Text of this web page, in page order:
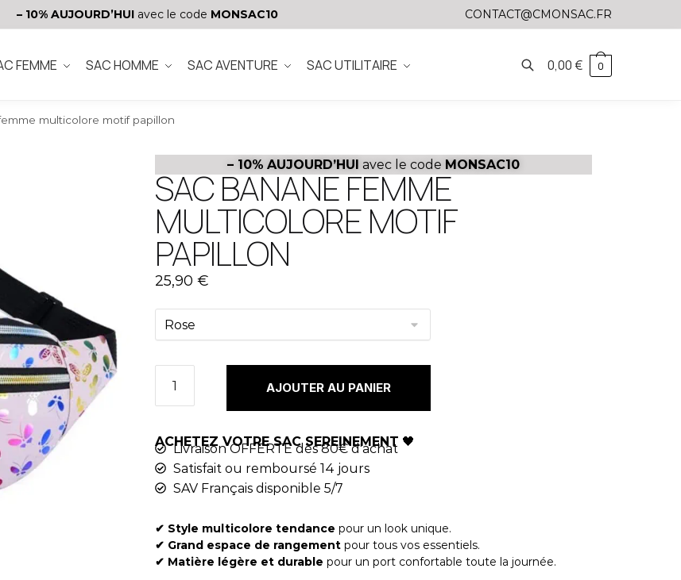
– 10% AUJOURD’HUIavec le code MONSAC10 CONTACT@CMONSAC.FR
FEMME SAC HOMME SAC AVENTURE SAC UTILITAIRE 0,00 € 0
multicolore motif papillon
– 10% AUJOURD’HUI avec le code MONSAC10
SAC BANANE FEMME
MULTICOLORE MOTIF
PAPILLON
25,90 €
AJOUTER AU PANIER
ACHETEZ VOTRE SAC SEREINEMENT 🖤
Livraison OFFERTE dès 80€ d'achat
Satisfait ou remboursé 14 jours
SAV Français disponible 5/7
✔︎ Style multicolore tendance pour un look unique.
✔︎ Grand espace de rangement pour tous vos essentiels.
✔︎ Matière légère et durable pour un port confortable toute la journée.